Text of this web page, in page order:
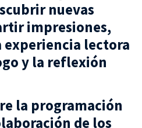
nuevas
impresiones,
lectora
y la reflexión
la programación
de los